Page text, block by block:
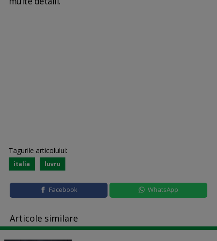
Tagurile articolului:
italia luvru
Facebook WhatsApp
Articole similare